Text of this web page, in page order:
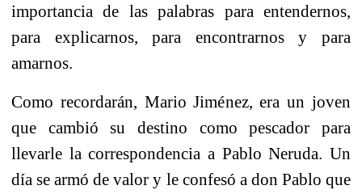
importancia de las palabras para entendernos,
para explicarnos, para encontrarnos y para
amarnos.
Como recordarán, Mario Jiménez, era un joven
que cambió su destino como pescador para
llevarle la correspondencia a Pablo Neruda. Un
día se armó de valor y le confesó a don Pablo que